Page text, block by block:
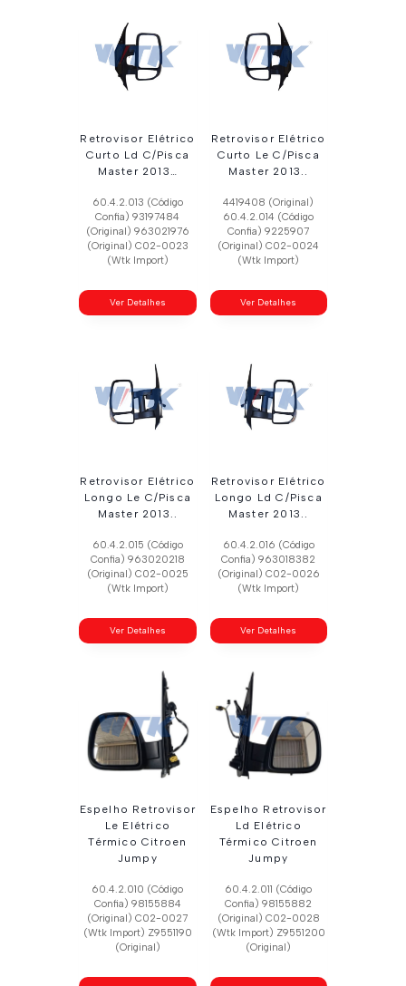
Retrovisor Elétrico
Curto Ld C/Pisca
Master 2013…
60.4.2.013 (Código
Confia) 93197484
(Original) 963021976
(Original) C02-0023
(Wtk Import)
Ver Detalhes
Retrovisor Elétrico
Curto Le C/Pisca
Master 2013..
4419408 (Original)
60.4.2.014 (Código
Confia) 9225907
(Original) C02-0024
(Wtk Import)
Ver Detalhes
Retrovisor Elétrico
Longo Le C/Pisca
Master 2013..
60.4.2.015 (Código
Confia) 963020218
(Original) C02-0025
(Wtk Import)
Ver Detalhes
Retrovisor Elétrico
Longo Ld C/Pisca
Master 2013..
60.4.2.016 (Código
Confia) 963018382
(Original) C02-0026
(Wtk Import)
Ver Detalhes
Espelho Retrovisor
Le Elétrico
Térmico Citroen
Jumpy
60.4.2.010 (Código
Confia) 98155884
(Original) C02-0027
(Wtk Import) Z9551190
(Original)
Espelho Retrovisor
Ld Elétrico
Térmico Citroen
Jumpy
60.4.2.011 (Código
Confia) 98155882
(Original) C02-0028
(Wtk Import) Z9551200
(Original)